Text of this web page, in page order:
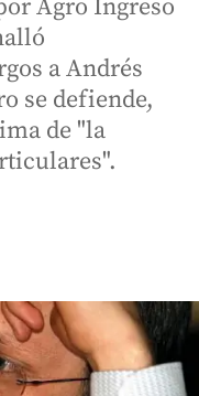
Agro Ingreso
a Andrés
se defiende,
de "la